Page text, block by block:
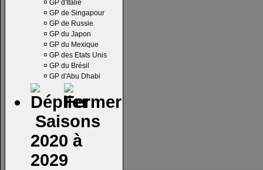
¤ GP d'Italie
¤ GP de Singapour
¤ GP de Russie
¤ GP du Japon
¤ GP du Mexique
¤ GP des Etats Unis
¤ GP du Brésil
¤ GP d'Abu Dhabi
Saisons
2020 à
2029